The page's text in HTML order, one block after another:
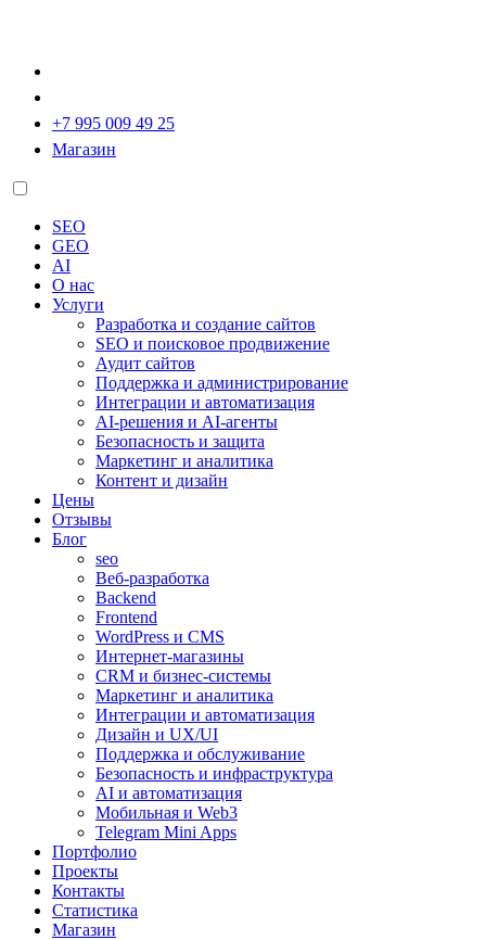
+7 995 009 49 25
Магазин
SEO
GEO
AI
О нас
Услуги
Разработка и создание сайтов
SEO и поисковое продвижение
Аудит сайтов
Поддержка и администрирование
Интеграции и автоматизация
AI-решения и AI-агенты
Безопасность и защита
Маркетинг и аналитика
Контент и дизайн
Цены
Отзывы
Блог
seo
Веб-разработка
Backend
Frontend
WordPress и CMS
Интернет-магазины
CRM и бизнес-системы
Маркетинг и аналитика
Интеграции и автоматизация
Дизайн и UX/UI
Поддержка и обслуживание
Безопасность и инфраструктура
AI и автоматизация
Мобильная и Web3
Telegram Mini Apps
Портфолио
Проекты
Контакты
Статистика
Магазин